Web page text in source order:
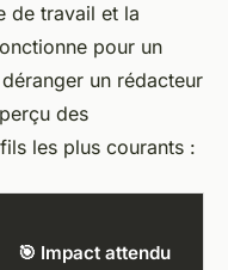
de travail et la
pour un
un rédacteur
des
les plus courants :
🎯 Impact attendu